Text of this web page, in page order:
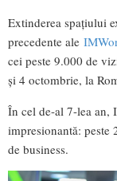
Extinderea spațiului
precedente ale
cei peste 9.000 de
și 4 octombrie, la
În cel de-al 7-lea an,
impresionantă:
de business.